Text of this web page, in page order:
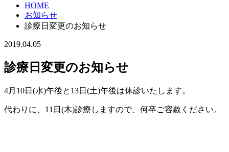
HOME
お知らせ
診療日変更のお知らせ
2019.04.05
診療日変更のお知らせ
4月10日(水)午後と13日(土)午後は休診いたします。
代わりに、11日(木)診療しますので、何卒ご容赦ください。